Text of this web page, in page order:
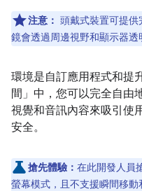
注意： 頭戴式裝置可提供
鏡會透過周邊視野和顯示器透
環境是自訂應用程式和提
間」中，您可以完全自由
視覺和音訊內容來吸引使
安全。
搶先體驗： 在此開發人員
螢幕模式，且不支援瞬間移動